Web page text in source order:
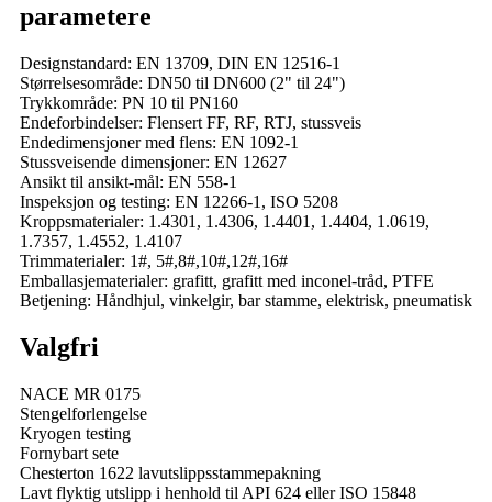
parametere
Designstandard: EN 13709, DIN EN 12516-1
Størrelsesområde: DN50 til DN600 (2" til 24")
Trykkområde: PN 10 til PN160
Endeforbindelser: Flensert FF, RF, RTJ, stussveis
Endedimensjoner med flens: EN 1092-1
Stussveisende dimensjoner: EN 12627
Ansikt til ansikt-mål: EN 558-1
Inspeksjon og testing: EN 12266-1, ISO 5208
Kroppsmaterialer: 1.4301, 1.4306, 1.4401, 1.4404, 1.0619,
1.7357, 1.4552, 1.4107
Trimmaterialer: 1#, 5#,8#,10#,12#,16#
Emballasjematerialer: grafitt, grafitt med inconel-tråd, PTFE
Betjening: Håndhjul, vinkelgir, bar stamme, elektrisk, pneumatisk
Valgfri
NACE MR 0175
Stengelforlengelse
Kryogen testing
Fornybart sete
Chesterton 1622 lavutslippsstammepakning
Lavt flyktig utslipp i henhold til API 624 eller ISO 15848